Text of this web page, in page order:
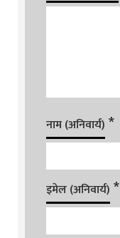
नाम (अनिवार्य) *
इमेल (अनिवार्य) *